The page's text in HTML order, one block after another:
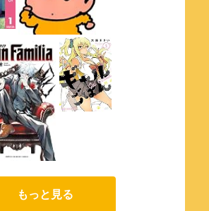
もっと見る